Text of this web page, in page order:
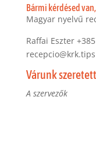
Bármi kérdésed
Magyar nyelvű
Raffai Eszter
recepcio@krk.tips
Várunk
A szervezők